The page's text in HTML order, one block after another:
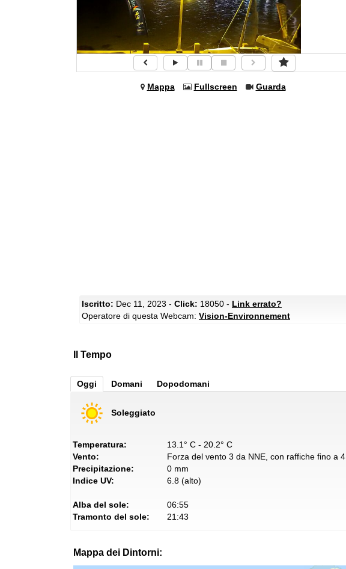
Mappa Fullscreen Guarda
Iscritto: Dec 11, 2023 - Click: 18050 - Link errato?
Operatore di questa Webcam: Vision-Environnement
Il Tempo
Oggi Domani Dopodomani
Soleggiato
Temperatura:
13.1° C - 20.2° C
Vento:
Forza del vento 3 da NNE, con raffiche fino a 4
Precipitazione:
0 mm
Indice UV:
6.8 (alto)
Alba del sole:
06:55
Tramonto del sole:
21:43
Mappa dei Dintorni: